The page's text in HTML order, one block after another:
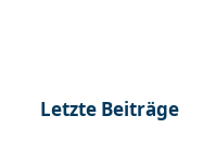
Letzte Beiträge